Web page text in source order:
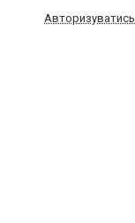
Авторизуватись